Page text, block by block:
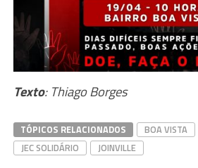
Texto: Thiago Borges
TÓPICOS RELACIONADOS BOA VISTA
JEC SOLIDÁRIO
JOINVILLE